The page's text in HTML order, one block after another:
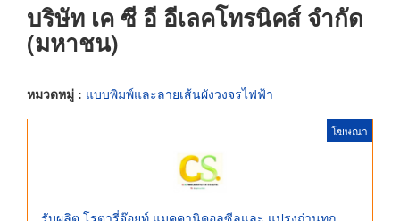
บริษัท เค ซี อี อีเลคโทรนิคส์ จำกัด
(มหาชน)
หมวดหมู่ : แบบพิมพ์และลายเส้นผังวงจรไฟฟ้า
โฆษณา
รับผลิต โรตารี่จ๊อยท์ แมคคานิคอลซีลและ แปรงถ่านทุก